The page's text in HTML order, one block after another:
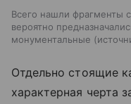
Всего нашли фрагменты
вероятно
монументальные
Отдельно стоящие
характерная черта